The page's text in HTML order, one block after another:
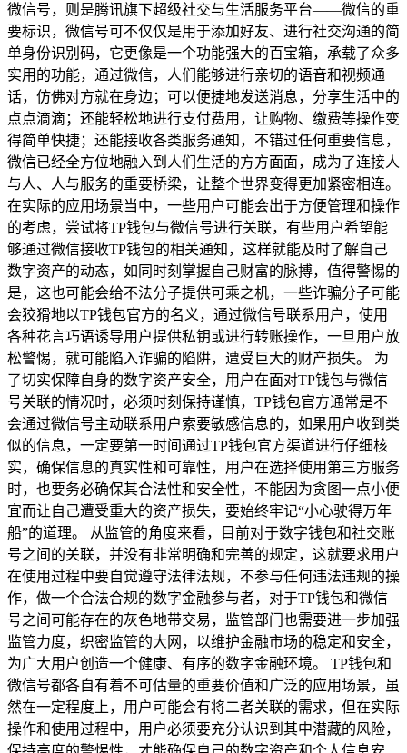
微信号，则是腾讯旗下超级社交与生活服务平台——微信的重
要标识，微信号可不仅仅是用于添加好友、进行社交沟通的简
单身份识别码，它更像是一个功能强大的百宝箱，承载了众多
实用的功能，通过微信，人们能够进行亲切的语音和视频通
话，仿佛对方就在身边；可以便捷地发送消息，分享生活中的
点点滴滴；还能轻松地进行支付费用，让购物、缴费等操作变
得简单快捷；还能接收各类服务通知，不错过任何重要信息，
微信已经全方位地融入到人们生活的方方面面，成为了连接人
与人、人与服务的重要桥梁，让整个世界变得更加紧密相连。
在实际的应用场景当中，一些用户可能会出于方便管理和操作
的考虑，尝试将TP钱包与微信号进行关联，有些用户希望能
够通过微信接收TP钱包的相关通知，这样就能及时了解自己
数字资产的动态，如同时刻掌握自己财富的脉搏，值得警惕的
是，这也可能会给不法分子提供可乘之机，一些诈骗分子可能
会狡猾地以TP钱包官方的名义，通过微信号联系用户，使用
各种花言巧语诱导用户提供私钥或进行转账操作，一旦用户放
松警惕，就可能陷入诈骗的陷阱，遭受巨大的财产损失。 为
了切实保障自身的数字资产安全，用户在面对TP钱包与微信
号关联的情况时，必须时刻保持谨慎，TP钱包官方通常是不
会通过微信号主动联系用户索要敏感信息的，如果用户收到类
似的信息，一定要第一时间通过TP钱包官方渠道进行仔细核
实，确保信息的真实性和可靠性，用户在选择使用第三方服务
时，也要务必确保其合法性和安全性，不能因为贪图一点小便
宜而让自己遭受重大的资产损失，要始终牢记“小心驶得万年
船”的道理。 从监管的角度来看，目前对于数字钱包和社交账
号之间的关联，并没有非常明确和完善的规定，这就要求用户
在使用过程中要自觉遵守法律法规，不参与任何违法违规的操
作，做一个合法合规的数字金融参与者，对于TP钱包和微信
号之间可能存在的灰色地带交易，监管部门也需要进一步加强
监管力度，织密监管的大网，以维护金融市场的稳定和安全，
为广大用户创造一个健康、有序的数字金融环境。 TP钱包和
微信号都各自有着不可估量的重要价值和广泛的应用场景，虽
然在一定程度上，用户可能会有将二者关联的需求，但在实际
操作和使用过程中，用户必须要充分认识到其中潜藏的风险，